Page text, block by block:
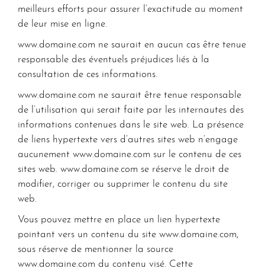
meilleurs efforts pour assurer l’exactitude au moment
de leur mise en ligne.
www.domaine.com ne saurait en aucun cas être tenue
responsable des éventuels préjudices liés à la
consultation de ces informations.
www.domaine.com ne saurait être tenue responsable
de l’utilisation qui serait faite par les internautes des
informations contenues dans le site web. La présence
de liens hypertexte vers d’autres sites web n’engage
aucunement www.domaine.com sur le contenu de ces
sites web. www.domaine.com se réserve le droit de
modifier, corriger ou supprimer le contenu du site
web.
Vous pouvez mettre en place un lien hypertexte
pointant vers un contenu du site www.domaine.com,
sous réserve de mentionner la source
www.domaine.com du contenu visé. Cette